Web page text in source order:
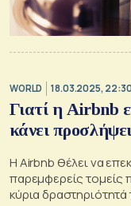
WORLD 18.03.2025,
Γιατί η Airbnb
κάνει
Η Airbnb θέλει να
παρεμφερείς τομείς
κύρια δραστηριότητά